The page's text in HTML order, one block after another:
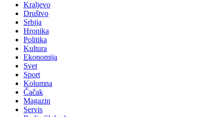
Kraljevo
Društvo
Srbija
Hronika
Politika
Kultura
Ekonomija
Svet
Sport
Kolumna
Čačak
Magazin
Servis